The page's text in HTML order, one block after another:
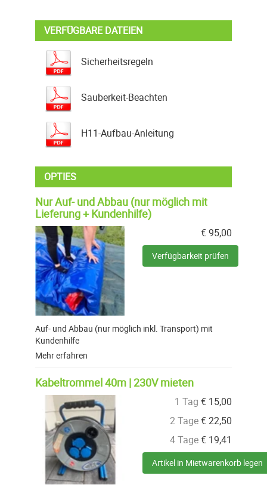
VERFÜGBARE DATEIEN
Sicherheitsregeln
Sauberkeit-Beachten
H11-Aufbau-Anleitung
OPTIES
Nur Auf- und Abbau (nur möglich mit
Lieferung + Kundenhilfe)
€95,00
Verfügbarkeit prüfen
Auf- und Abbau (nur möglich inkl. Transport) mit
Kundenhilfe
Mehr erfahren
Kabeltrommel 40m | 230V mieten
1 Tag € 15,00
2 Tage€22,50
4 Tage€ 19,41
Artikel in Mietwarenkorb legen